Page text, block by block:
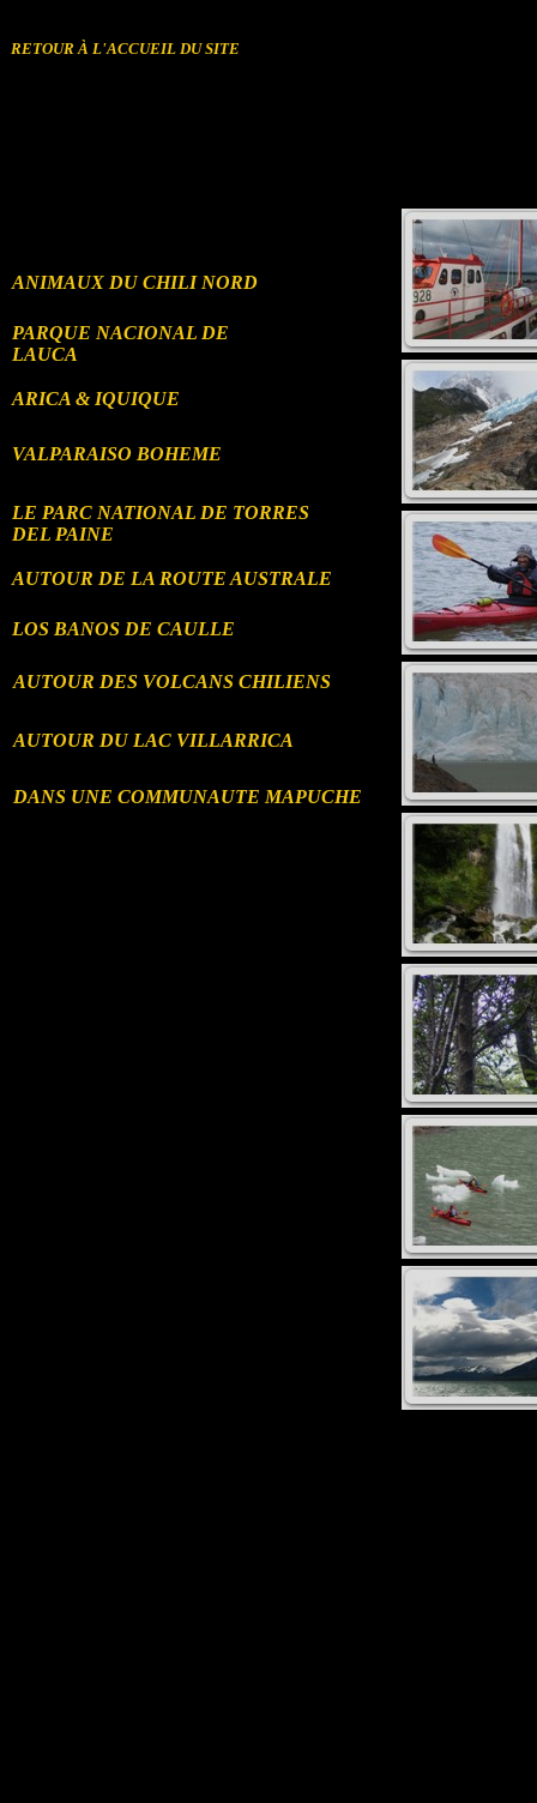
DANS UNE COMMUNAUTE MAPUCHE
AUTOUR DU LAC VILLARRICA
AUTOUR DES VOLCANS CHILIENS
LOS BANOS DE CAULLE
RETOUR À L'ACCUEIL DU SITE
ANIMAUX DU CHILI NORD
PARQUE NACIONAL DE
LAUCA
VALPARAISO BOHEME
LE PARC NATIONAL DE TORRES
DEL PAINE
ARICA & IQUIQUE
AUTOUR DE LA ROUTE AUSTRALE